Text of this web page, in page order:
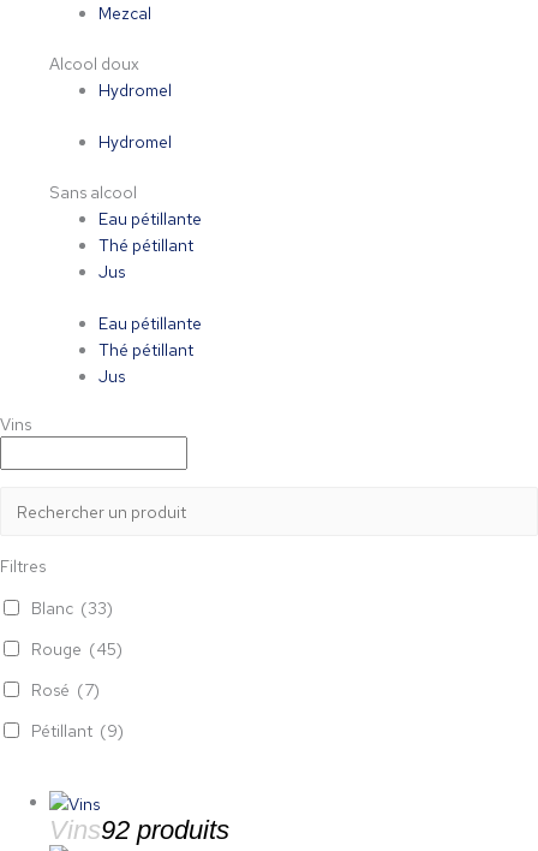
Mezcal
Alcool doux
Hydromel
Hydromel
Sans alcool
Eau pétillante
Thé pétillant
Jus
Eau pétillante
Thé pétillant
Jus
Vins
Filtres
Blanc (33)
Rouge (45)
Rosé (7)
Pétillant (9)
Vins92 produits